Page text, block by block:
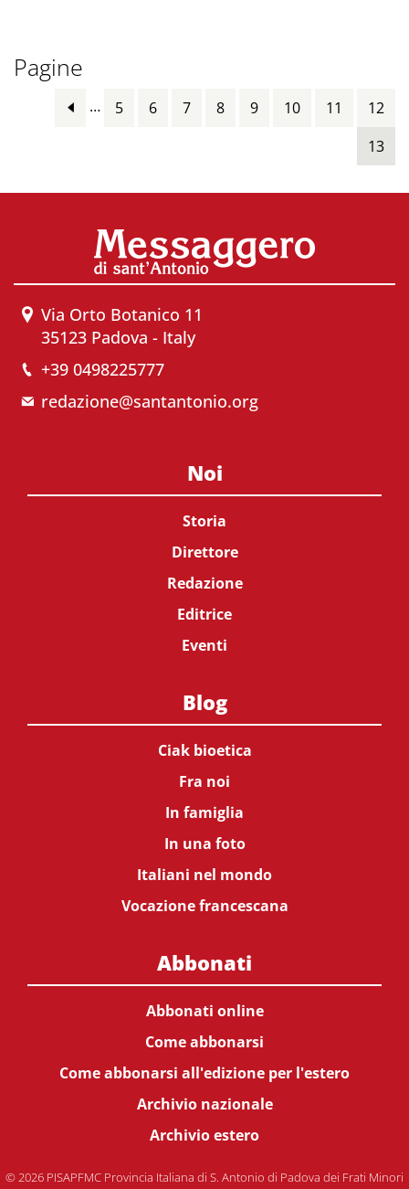
Pagine
… 5 6 7 8 9 10 11
12
13
Via Orto Botanico 11
35123 Padova - Italy
+39 0498225777
redazione@santantonio.org
Noi
Storia
Direttore
Redazione
Editrice
Eventi
Blog
Ciak bioetica
Fra noi
In famiglia
In una foto
Italiani nel mondo
Vocazione francescana
Abbonati
Abbonati online
Come abbonarsi
Come abbonarsi all'edizione per l'estero
Archivio nazionale
Archivio estero
© 2026 PISAPFMC Provincia Italiana di S. Antonio di Padova dei Frati Minori